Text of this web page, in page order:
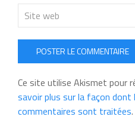
POSTER LE COMMENTAIRE
Ce site utilise Akismet pour
savoir plus sur la façon dont
commentaires sont traitées.